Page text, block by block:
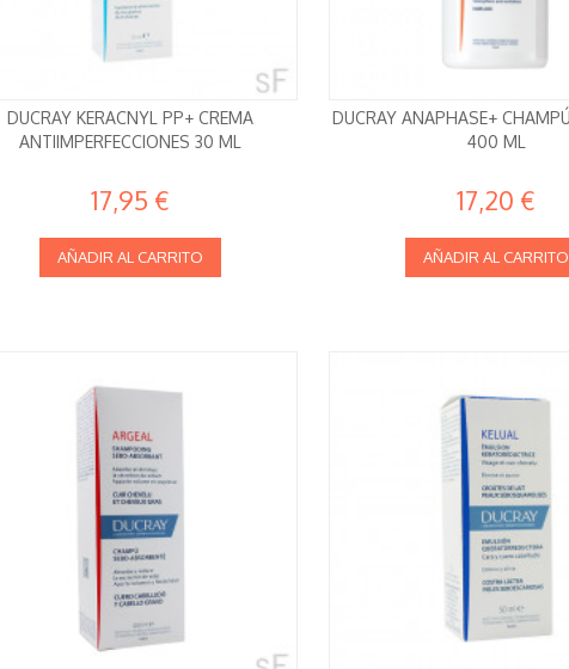
DUCRAY KERACNYL PP+ CREMA
ANTIIMPERFECCIONES 30 ML
17,95 €
AÑADIR AL CARRITO
DUCRAY ANAPHASE+
400 ML
17,20 €
AÑADIR AL CARRITO